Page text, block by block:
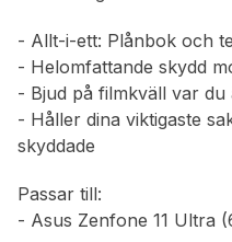
- Allt-i-ett: Plånbok och
- Helomfattande skydd
- Bjud på filmkväll var
- Håller dina viktigaste
skyddade
Passar till:
- Asus Zenfone 11 Ultra